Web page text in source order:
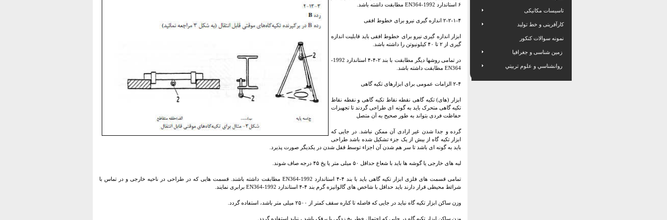
۶ استاندارد 1992-EN364 مطابقت داشته باشد.
۲-۲-۱-۴ اندازه گیری نیرو برای خطوط افقی
ابزار اندازه گیری نیرو برای خطوط افقی باید قابلیت اندازه
گیری از ۲ تا ۴۰ کیلونیوتن را داشته باشد.
در تمامی روشها دیگر مطابقت با بند ۲-۴-۴ استاندارد 1992-
EN364 مطابقت داشته باشد.
۲-۴ الزامات عمومی برای ابزارهای تکیه گاهی
ابزار (های) تکیه گاهی نقطه نقاط تکیه گاهی و نقطه نقاط
تکیه گاهی متحرک باید به گونه ای طراحی گردند تا تجهیزات
حفاظت فردی بتواند به طور صحیح به آن متصل
گرده و جدا شدن غیر ارادی آن ممکن نباشد. در جایی که
ابزار تکیه گاه از بیش از یک جزء تشکیل شده باشد طراحی
باید به گونه ای باشد تا سر هم شدن آن اجزاء توسط قفل شدن در یکدیگر صورت پذیرد.
لبه های خارجی یا گوشه ها باید با شعاع حداقل ۵۰ میلی متر یا پخ ۴۵ درجه صاف شوند.
تمامی قسمت های فلزی ابزار تکیه گاهی باید با بند ۴-۴ استاندارد 1992-EN364 مطابقت داشته باشند. قسمت هایی که در طراحی در ناحیه خارجی و در تماس با
شرائط محیطی قرار دارند باید حداقل با شاخص های گالوانیزه گرم بند ۴-۴ استاندارد 1992-EN364 برابری نمایند.
وزن ساکن ابزار تکیه گاه نباید در جایی که فاصله تا کناره سقف کمتر از ۲۵۰۰ میلی متر باشد، استفاده گردد.
وزن ساکن ابزار تکیه گاه در جایی که احتمال خطر یخ زدگی یا برفک باشد ، نباید استفاده گردد.
تاسیسات مکانیکی
کارآفرینی و خط تولید
نمونه سوالات کنکور
زمین شناسی و جغرافیا
روانشناسي و علوم تربيتي